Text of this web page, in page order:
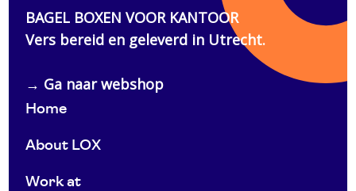
Home
About LOX
Work at